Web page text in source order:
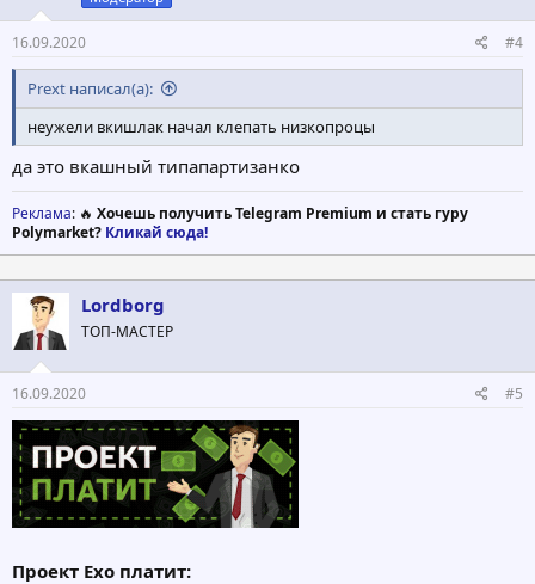
16.09.2020 #4
Prext написал(а):
неужели вкишлак начал клепать низкопроцы
да это вкашный типапартизанко
Реклама: 🔥 Хочешь получить Telegram Premium и стать гуру
Polymarket? Кликай сюда!
Lordborg
ТОП-МАСТЕР
16.09.2020 #5
Проект Exo платит: